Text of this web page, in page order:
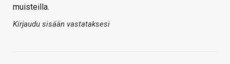
muisteilla.
Kirjaudu sisään vastataksesi